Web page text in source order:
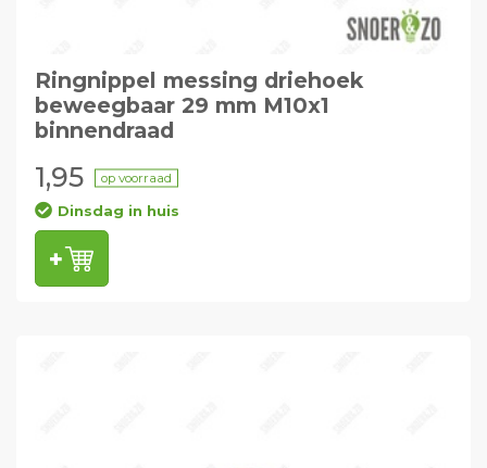
Ringnippel messing driehoek
beweegbaar 29 mm M10x1
binnendraad
1,95 op voorraad
Dinsdag in huis